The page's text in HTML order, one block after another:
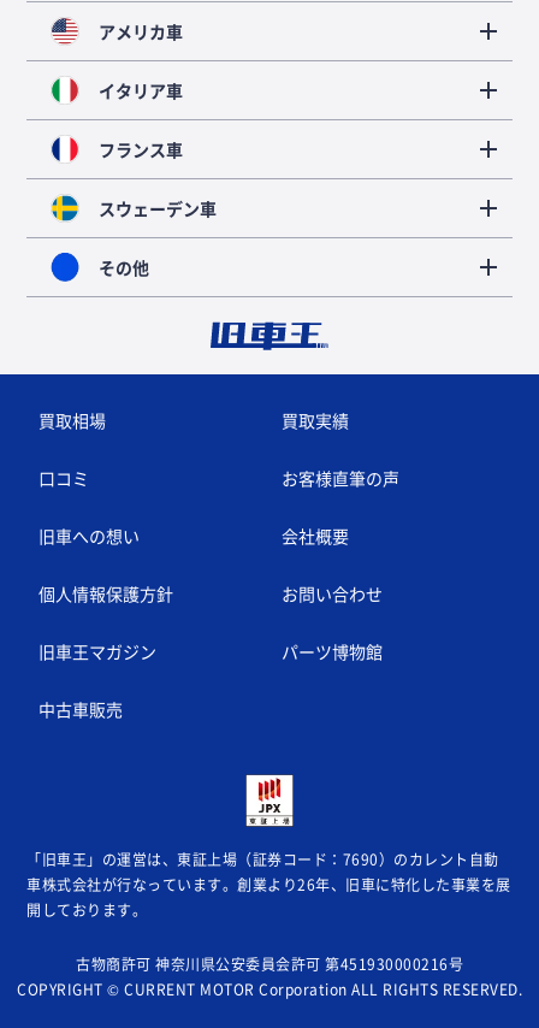
アメリカ車
イタリア車
フランス車
スウェーデン車
その他
買取相場 買取実績
口コミ お客様直筆の声
旧車への想い 会社概要
個人情報保護方針 お問い合わせ
旧車王マガジン パーツ博物館
中古車販売
「旧車王」の運営は、東証上場（証券コード：7690）のカレント自動
車株式会社が行なっています。創業より26年、旧車に特化した事業を展
開しております。
古物商許可 神奈川県公安委員会許可 第451930000216号
COPYRIGHT © CURRENT MOTOR Corporation ALL RIGHTS RESERVED.